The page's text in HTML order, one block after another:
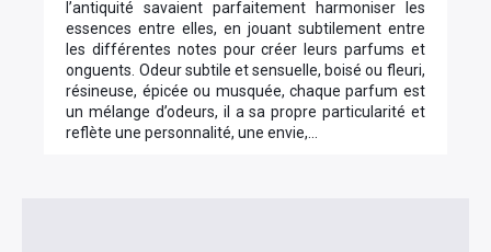
l’antiquité savaient parfaitement harmoniser les
essences entre elles, en jouant subtilement entre
les différentes notes pour créer leurs parfums et
onguents. Odeur subtile et sensuelle, boisé ou fleuri,
résineuse, épicée ou musquée, chaque parfum est
un mélange d’odeurs, il a sa propre particularité et
reflète une personnalité, une envie,…